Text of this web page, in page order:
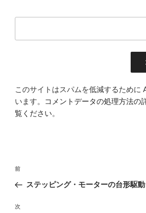
このサイトはスパムを低減するために
います。
コメントデータの処理方法の
覧ください。
投
ナ
ビ
前
の
稿
前
ステッピング・モーターの台形駆
次
次